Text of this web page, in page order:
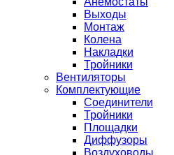
Выходы
Монтаж
Колена
Накладки
Тройники
Вентиляторы
Комплектующие
Соединители
Тройники
Площадки
Диффузоры